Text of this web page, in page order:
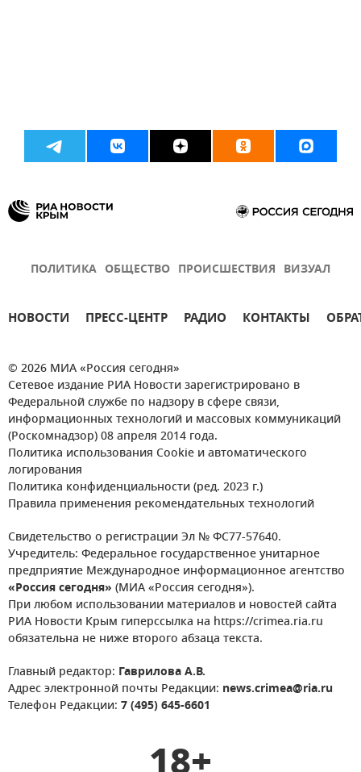
ПОЛИТИКА ОБЩЕСТВО ПРОИСШЕСТВИЯ ВИЗУАЛ
НОВОСТИ ПРЕСС-ЦЕНТР РАДИО КОНТАКТЫ
© 2026 МИА «Россия сегодня»
Сетевое издание РИА Новости зарегистрировано в
Федеральной службе по надзору в сфере связи,
информационных технологий и массовых коммуникаций
(Роскомнадзор) 08 апреля 2014 года.
Политика использования Cookie и автоматического
логирования
Политика конфиденциальности (ред. 2023 г.)
Правила применения рекомендательных технологий
Свидетельство о регистрации Эл № ФС77-57640.
Учредитель: Федеральное государственное унитарное
предприятие Международное информационное агентство
«Россия сегодня» (МИА «Россия сегодня»).
При любом использовании материалов и новостей сайта
РИА Новости Крым гиперссылка на https://crimea.ria.ru
обязательна не ниже второго абзаца текста.
Главный редактор: Гаврилова А.В.
Адрес электронной почты Редакции: news.crimea@ria.ru
Телефон Редакции: 7 (495) 645-6601